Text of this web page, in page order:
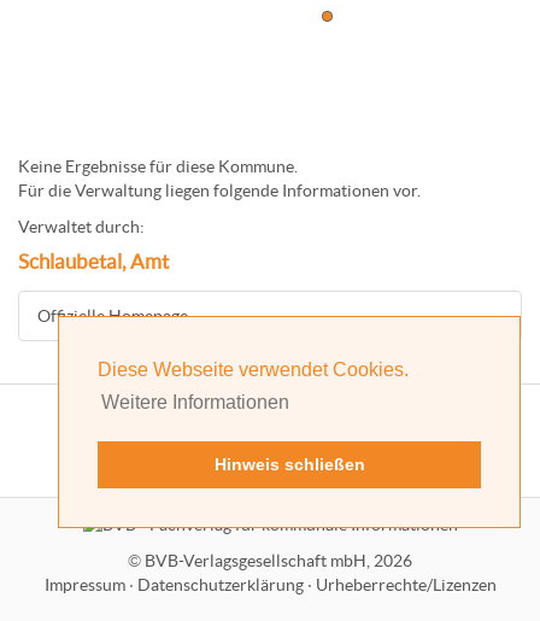
Diese Webseite verwendet Cookies.
Weitere Informationen
Hinweis schließen
Keine Ergebnisse für diese Kommune.
Für die Verwaltung liegen folgende Informationen vor.
Verwaltet durch:
Schlaubetal, Amt
Offizielle Homepage
© BVB-Verlagsgesellschaft mbH, 2026
Impressum· Datenschutzerklärung· Urheberrechte/Lizenzen